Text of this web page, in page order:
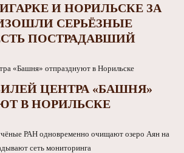
И НОРИЛЬСКЕ ЗА
СЕРЬЁЗНЫЕ
ПОСТРАДАВШИЙ
ЦЕНТРА «БАШНЯ»
В НОРИЛЬСКЕ